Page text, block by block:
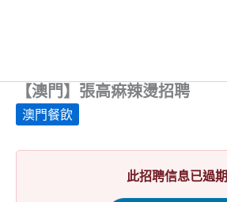
【澳門】張高痳辣燙招聘
澳門餐飲
此招聘信息已過期